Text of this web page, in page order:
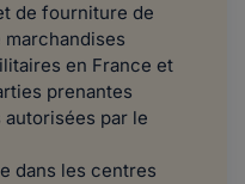
de fourniture de
en France et
prenantes
par le
dans les centres